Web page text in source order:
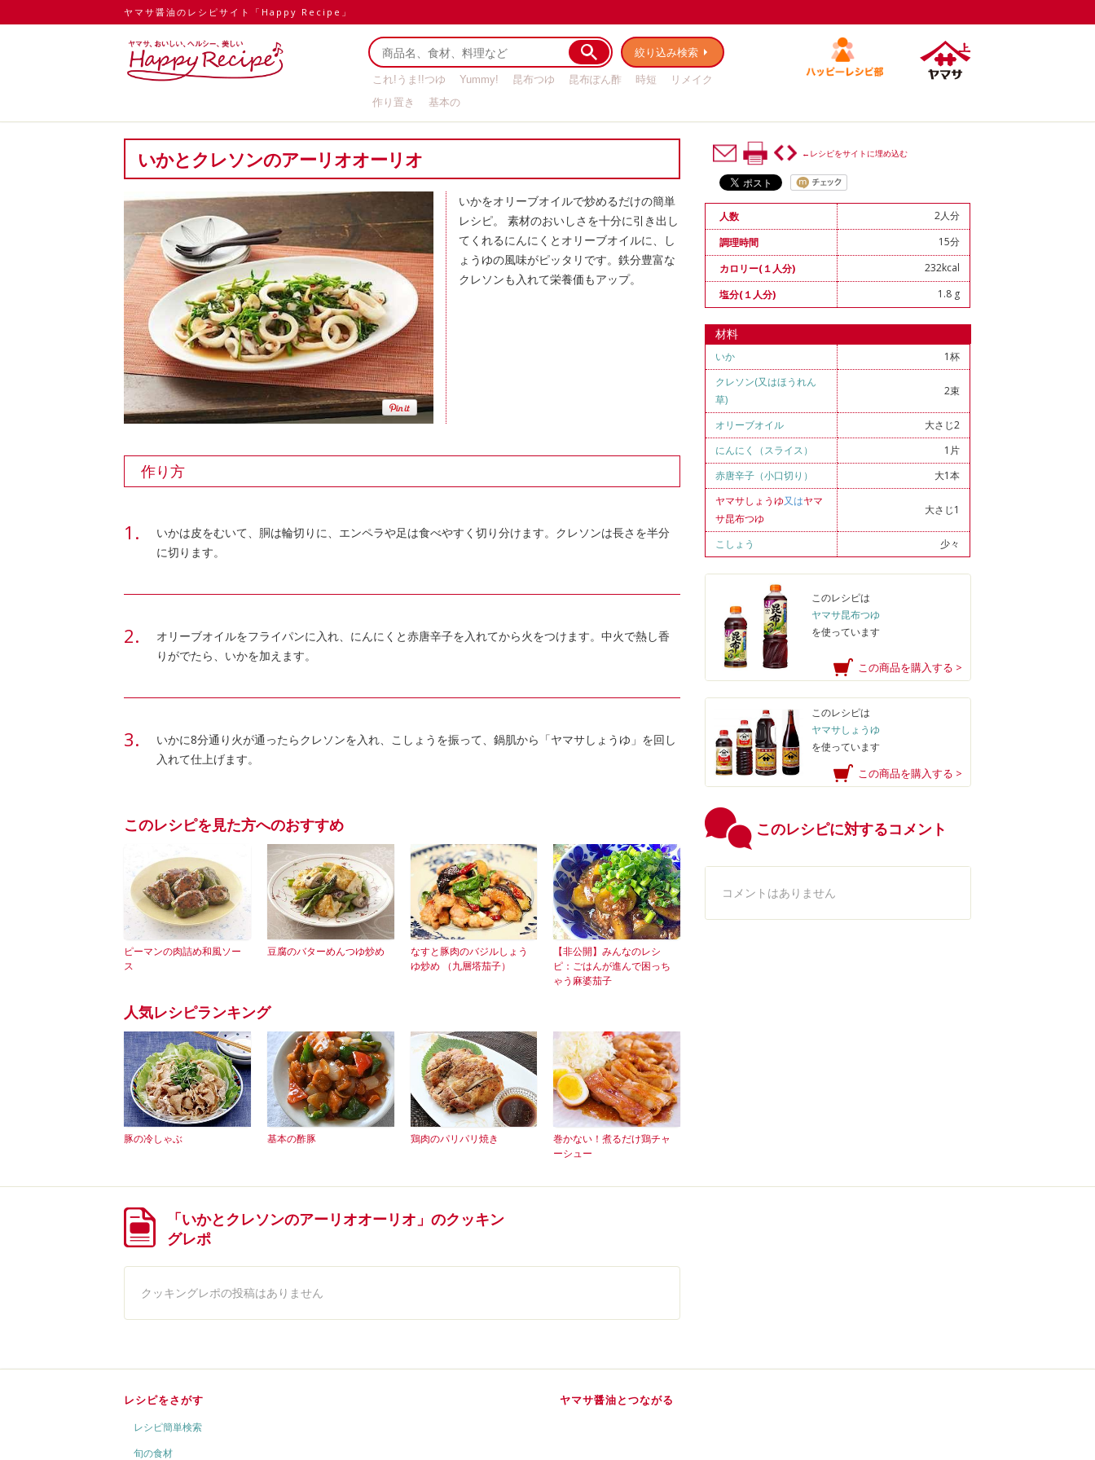
ヤマサ醤油のレシピサイト「Happy Recipe」
絞り込み検索
これ!うま!!つゆ Yummy! 昆布つゆ 昆布ぽん酢 時短
リメイク
作り置き
基本の
いかとクレソンのアーリオオーリオ
いかをオリーブオイルで炒めるだけの簡単
レシピ。 素材のおいしさを十分に引き出し
てくれるにんにくとオリーブオイルに、し
ょうゆの風味がピッタリです。鉄分豊富な
クレソンも入れて栄養価もアップ。
作り方
いかは皮をむいて、胴は輪切りに、エンペラや足は食べやすく切り分けます。クレソンは長さを半分
に切ります。
オリーブオイルをフライパンに入れ、にんにくと赤唐辛子を入れてから火をつけます。中火で熱し香
りがでたら、いかを加えます。
いかに8分通り火が通ったらクレソンを入れ、こしょうを振って、鍋肌から「ヤマサしょうゆ」を回し
入れて仕上げます。
このレシピを見た方へのおすすめ
ピーマンの肉詰め和風ソー
ス
豆腐のバターめんつゆ炒め
なすと豚肉のバジルしょう
ゆ炒め （九層塔茄子）
【非公開】みんなのレシ
ピ：ごはんが進んで困っち
ゃう麻婆茄子
人気レシピランキング
豚の冷しゃぶ 基本の酢豚 鶏肉のパリパリ焼き
巻かない！煮るだけ鶏チャ
ーシュー
←レシピをサイトに埋め込む
人数
2人分
調理時間
15分
カロリー(１人分)
232kcal
塩分(１人分)
1.8 g
材料
いか
1杯
クレソン(又はほうれん
草)
2束
オリーブオイル
大さじ2
にんにく（スライス）
1片
赤唐辛子（小口切り）
大1本
ヤマサしょうゆ又はヤマ
サ昆布つゆ
大さじ1
こしょう 少々
このレシピは
ヤマサ昆布つゆ
を使っています
この商品を購入する >
このレシピは
ヤマサしょうゆ
を使っています
この商品を購入する >
このレシピに対するコメント
コメントはありません
「いかとクレソンのアーリオオーリオ」のクッキン
グレポ
クッキングレポの投稿はありません
レシピをさがす
レシピ簡単検索
旬の食材
ヤマサ醤油とつながる